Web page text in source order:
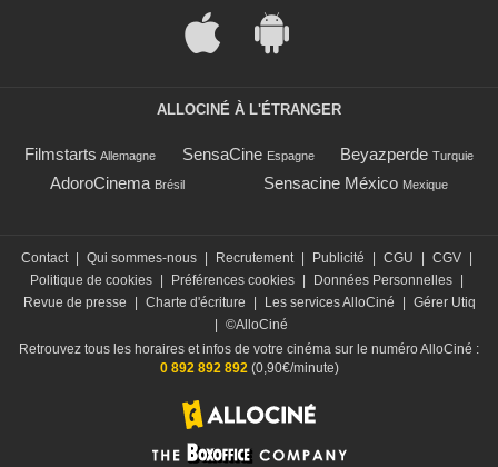
ALLOCINÉ À L'ÉTRANGER
Filmstarts Allemagne SensaCine Espagne Beyazperde Turquie
AdoroCinema Brésil Sensacine México Mexique
Contact Qui sommes-nous Recrutement Publicité CGU CGV
Politique de cookies
Préférences cookies Données Personnelles
Revue de presse
Charte d'écriture Les services AlloCiné
Gérer Utiq
©AlloCiné
Retrouvez tous les horaires et infos de votre cinéma sur le numéro AlloCiné :
0 892 892 892(0,90€/minute)